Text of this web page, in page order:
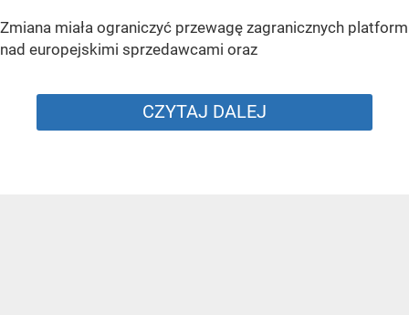
Zmiana miała ograniczyć przewagę zagranicznych platform
nad europejskimi sprzedawcami oraz
CZYTAJ DALEJ